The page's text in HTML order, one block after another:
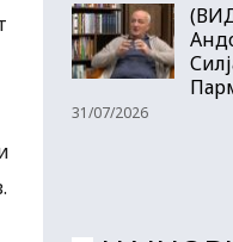
31/07/2026